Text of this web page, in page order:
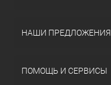
НАШИ ПРЕДЛОЖЕНИЯ
ПОМОЩЬ И СЕРВИСЫ